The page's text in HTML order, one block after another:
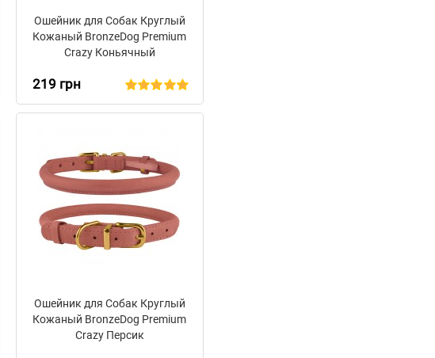
Ошейник для Собак Круглый
Кожаный BronzeDog Premium
Crazy Коньячный
219 грн
Ошейник для Собак Круглый
Кожаный BronzeDog Premium
Crazy Персик